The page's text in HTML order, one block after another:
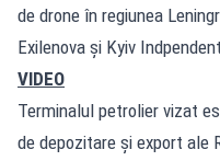
de drone în regiunea
Exilenova și Kyiv
VIDEO
Terminalul petrolier vizat
de depozitare și export ale